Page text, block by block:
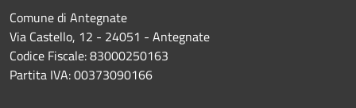
Comune di Antegnate
Via Castello, 12 - 24051 - Antegnate
Codice Fiscale: 83000250163
Partita IVA: 00373090166